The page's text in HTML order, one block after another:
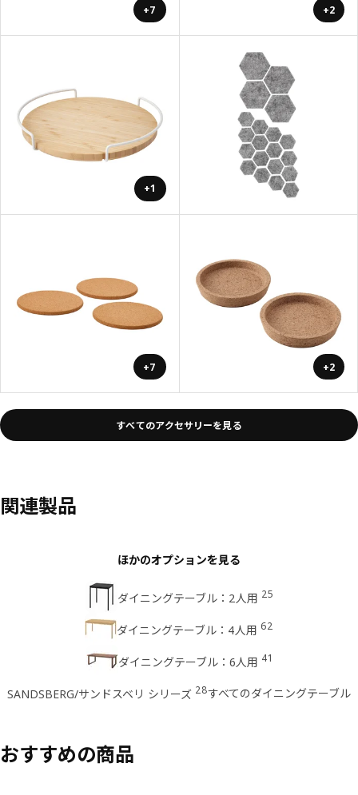
+7 +2
+1
+7 +2
すべてのアクセサリーを見る
関連製品
ほかのオプションを見る
ダイニングテーブル：2人用 25
ダイニングテーブル：4人用 62
ダイニングテーブル：6人用 41
SANDSBERG/サンドスベリ シリーズ 28すべてのダイニングテーブル
おすすめの商品